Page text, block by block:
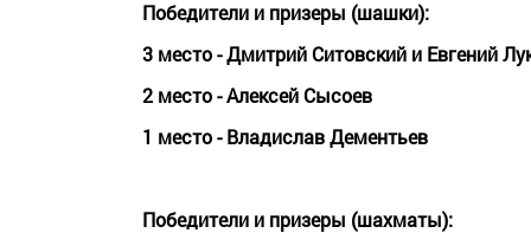
Победители и призеры (шашки):
3 место - Дмитрий Ситовский и Евгений
2 место - Алексей Сысоев
1 место - Владислав Дементьев
Победители и призеры (шахматы):